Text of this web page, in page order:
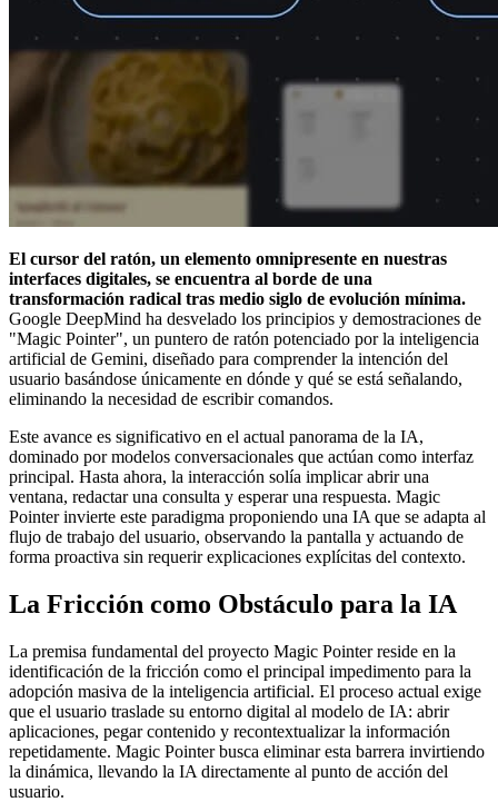
El cursor del ratón, un elemento omnipresente en nuestras
interfaces digitales, se encuentra al borde de una
transformación radical tras medio siglo de evolución mínima.
Google DeepMind ha desvelado los principios y demostraciones de
"Magic Pointer", un puntero de ratón potenciado por la inteligencia
artificial de Gemini, diseñado para comprender la intención del
usuario basándose únicamente en dónde y qué se está señalando,
eliminando la necesidad de escribir comandos.
Este avance es significativo en el actual panorama de la IA,
dominado por modelos conversacionales que actúan como interfaz
principal. Hasta ahora, la interacción solía implicar abrir una
ventana, redactar una consulta y esperar una respuesta. Magic
Pointer invierte este paradigma proponiendo una IA que se adapta al
flujo de trabajo del usuario, observando la pantalla y actuando de
forma proactiva sin requerir explicaciones explícitas del contexto.
La Fricción como Obstáculo para la IA
La premisa fundamental del proyecto Magic Pointer reside en la
identificación de la fricción como el principal impedimento para la
adopción masiva de la inteligencia artificial. El proceso actual exige
que el usuario traslade su entorno digital al modelo de IA: abrir
aplicaciones, pegar contenido y recontextualizar la información
repetidamente. Magic Pointer busca eliminar esta barrera invirtiendo
la dinámica, llevando la IA directamente al punto de acción del
usuario.